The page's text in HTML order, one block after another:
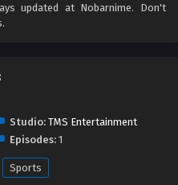
updated at Nobarnime. Don't
Studio: TMS Entertainment
Episodes: 1
Sports